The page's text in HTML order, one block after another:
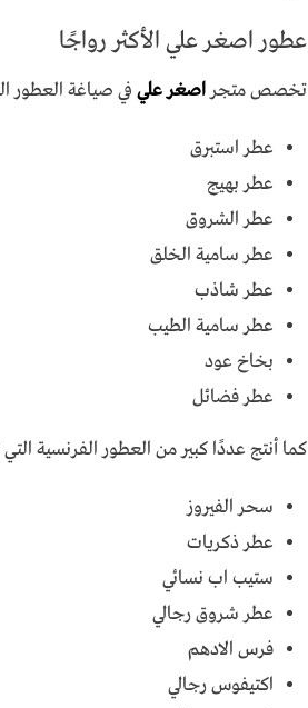
عطور اصغر علي الأكثر رواجًا
تخصص متجر اصغر علي في صياغة العطور
عطر استبرق
عطر بهيج
عطر الشروق
عطر سامية الخلق
عطر شاذب
عطر سامية الطيب
بخاخ عود
عطر فضائل
كما أنتج عددًا كبير من العطور الفرنسية
سحر الفيروز
عطر ذكريات
ستيب اب نسائي
عطر شروق رجالي
فرس الادهم
اكتيفوس رجالي